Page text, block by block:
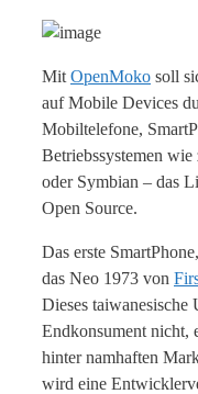
Mit OpenMoko soll
auf Mobile Devices
Mobiltelefone,
Betriebssystemen
oder Symbian – das
Open Source.
Das erste
das Neo 1973 von
Dieses taiwanesische
Endkonsument nicht,
hinter namhaften
wird eine